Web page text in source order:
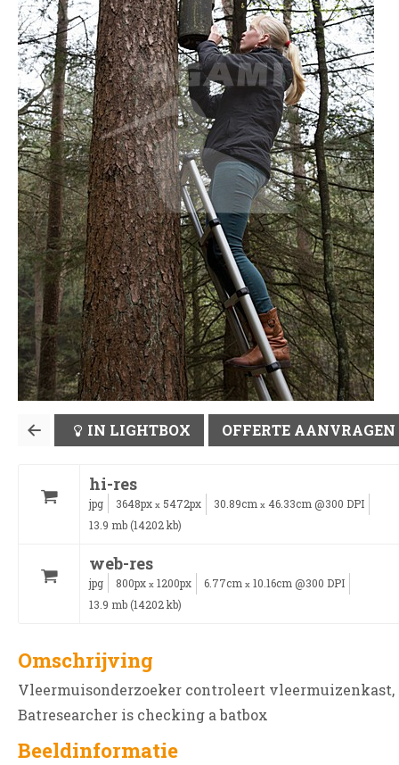
IN LIGHTBOX OFFERTE AANVRAGEN
hi-res
jpg 3648px x 5472px 30.89cm x 46.33cm @300 DPI
13.9 mb (14202 kb)
web-res
jpg 800px x 1200px 6.77cm x 10.16cm @300 DPI
13.9 mb (14202 kb)
Omschrijving
Vleermuisonderzoeker controleert vleermuizenkast,
Batresearcher is checking a batbox
Beeldinformatie